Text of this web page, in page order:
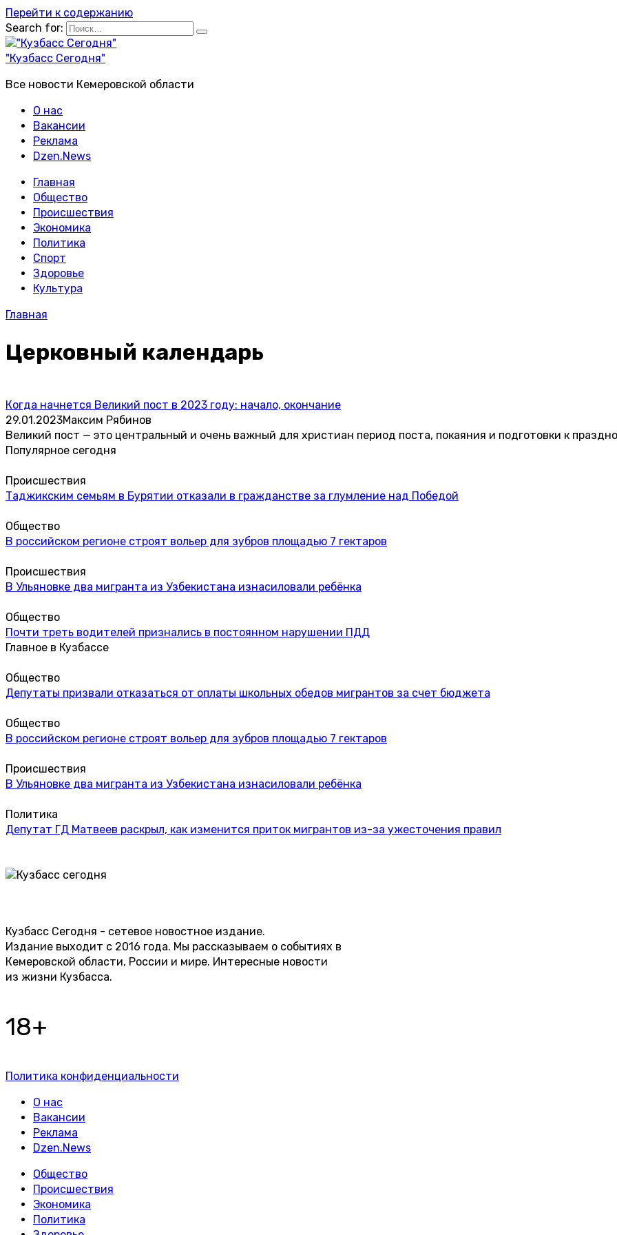
Перейти к содержанию
Search for:
"Кузбасс Сегодня"
Все новости Кемеровской области
О нас
Вакансии
Реклама
Dzen.News
Главная
Общество
Происшествия
Экономика
Политика
Спорт
Здоровье
Культура
Главная
Церковный календарь
Когда начнется Великий пост в 2023 году: начало, окончание
29.01.2023Максим Рябинов
Великий пост — это центральный и очень важный для христиан период поста, покаяния и подготовки к
Популярное сегодня
Происшествия
Таджикским семьям в Бурятии отказали в гражданстве за глумление над Победой
Общество
В российском регионе строят вольер для зубров площадью 7 гектаров
Происшествия
В Ульяновке два мигранта из Узбекистана изнасиловали ребёнка
Общество
Почти треть водителей признались в постоянном нарушении ПДД
Главное в Кузбассе
Общество
Депутаты призвали отказаться от оплаты школьных обедов мигрантов за счет бюджета
Общество
В российском регионе строят вольер для зубров площадью 7 гектаров
Происшествия
В Ульяновке два мигранта из Узбекистана изнасиловали ребёнка
Политика
Депутат ГД Матвеев раскрыл, как изменится приток мигрантов из-за ужесточения правил
Кузбасс Сегодня - сетевое новостное издание.
Издание выходит с 2016 года. Мы рассказываем о событиях в
Кемеровской области, России и мире. Интересные новости
из жизни Кузбасса.
18+
Политика конфиденциальности
О нас
Вакансии
Реклама
Dzen.News
Общество
Происшествия
Экономика
Политика